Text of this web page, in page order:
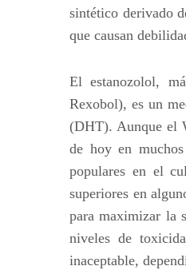
sintético derivado
que causan
El estanozolol,
Rexobol), es un
(DHT). Aunque el
de hoy en
populares en el
superiores en
para maximizar la
niveles de
inaceptable,